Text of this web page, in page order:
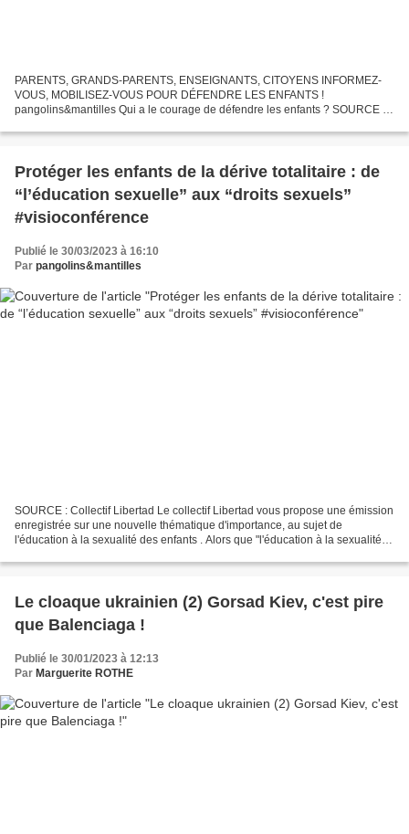
PARENTS, GRANDS-PARENTS, ENSEIGNANTS, CITOYENS INFORMEZ-
VOUS, MOBILISEZ-VOUS POUR DÉFENDRE LES ENFANTS !
pangolins&mantilles Qui a le courage de défendre les enfants ? SOURCE :
Protéger les enfants de la dérive totalitaire : de
“l’éducation sexuelle” aux “droits sexuels”
#visioconférence
Publié le 30/03/2023 à 16:10
Par pangolins&mantilles
SOURCE : Collectif Libertad Le collectif Libertad vous propose une émission
enregistrée sur une nouvelle thématique d'importance, au sujet de
l'éducation à la sexualité des enfants . Alors que "l'éducation à la sexualité"
Le cloaque ukrainien (2) Gorsad Kiev, c'est pire
que Balenciaga !
Publié le 30/01/2023 à 12:13
Par Marguerite ROTHE